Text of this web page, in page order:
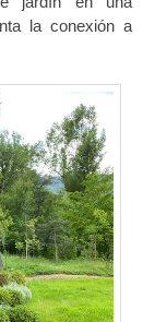
la conexión a